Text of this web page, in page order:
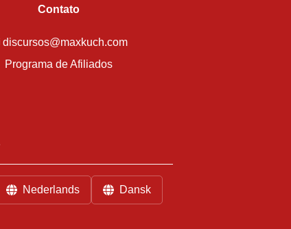
Contato
discursos@maxkuch.com
Programa de Afiliados
Nederlands Dansk